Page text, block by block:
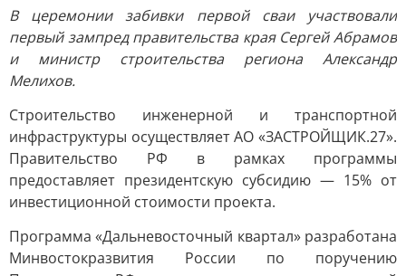
В церемонии забивки первой сваи участвовали
первый зампред правительства края Сергей Абрамов
и министр строительства региона Александр
Мелихов.
Строительство инженерной и транспортной
инфраструктуры осуществляет АО «ЗАСТРОЙЩИК.27».
Правительство РФ в рамках программы
предоставляет президентскую субсидию — 15% от
инвестиционной стоимости проекта.
Программа «Дальневосточный квартал» разработана
Минвостокразвития России по поручению